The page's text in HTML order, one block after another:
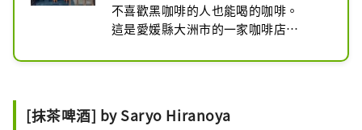
不喜歡黑咖啡的人也能喝的咖啡。
這是愛媛縣大洲市的一家咖啡店。
[抹茶啤酒] by Saryo Hiranoya